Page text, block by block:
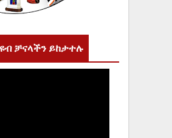
ቻናላችን ይከታተሉ